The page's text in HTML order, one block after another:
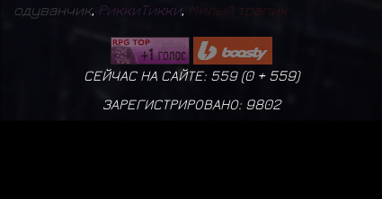
одуванчик, РиккиТикки, Милый трапик
СЕЙЧАС НА САЙТЕ: 559 (0+ 559)
ЗАРЕГИСТРИРОВАНО: 9802